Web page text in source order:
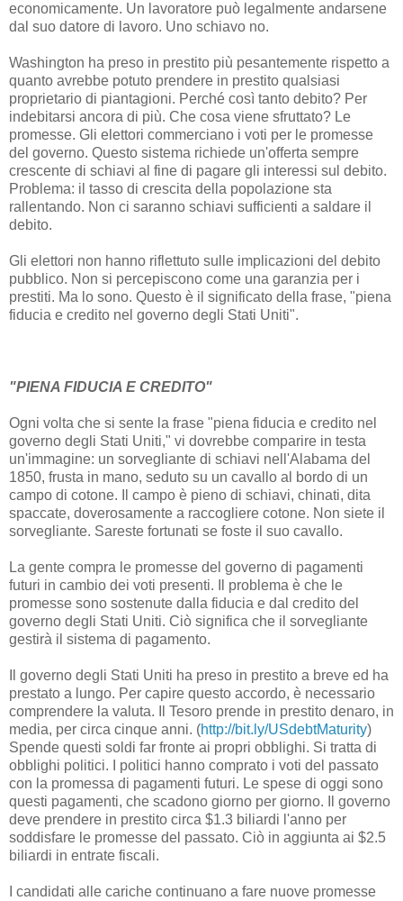
economicamente. Un lavoratore può legalmente andarsene
dal suo datore di lavoro. Uno schiavo no.
Washington ha preso in prestito più pesantemente rispetto a
quanto avrebbe potuto prendere in prestito qualsiasi
proprietario di piantagioni. Perché così tanto debito? Per
indebitarsi ancora di più. Che cosa viene sfruttato? Le
promesse. Gli elettori commerciano i voti per le promesse
del governo. Questo sistema richiede un'offerta sempre
crescente di schiavi al fine di pagare gli interessi sul debito.
Problema: il tasso di crescita della popolazione sta
rallentando. Non ci saranno schiavi sufficienti a saldare il
debito.
Gli elettori non hanno riflettuto sulle implicazioni del debito
pubblico. Non si percepiscono come una garanzia per i
prestiti. Ma lo sono. Questo è il significato della frase, "piena
fiducia e credito nel governo degli Stati Uniti".
"PIENA FIDUCIA E CREDITO"
Ogni volta che si sente la frase "piena fiducia e credito nel
governo degli Stati Uniti," vi dovrebbe comparire in testa
un'immagine: un sorvegliante di schiavi nell'Alabama del
1850, frusta in mano, seduto su un cavallo al bordo di un
campo di cotone. Il campo è pieno di schiavi, chinati, dita
spaccate, doverosamente a raccogliere cotone. Non siete il
sorvegliante. Sareste fortunati se foste il suo cavallo.
La gente compra le promesse del governo di pagamenti
futuri in cambio dei voti presenti. Il problema è che le
promesse sono sostenute dalla fiducia e dal credito del
governo degli Stati Uniti. Ciò significa che il sorvegliante
gestirà il sistema di pagamento.
Il governo degli Stati Uniti ha preso in prestito a breve ed ha
prestato a lungo. Per capire questo accordo, è necessario
comprendere la valuta. Il Tesoro prende in prestito denaro, in
media, per circa cinque anni. (http://bit.ly/USdebtMaturity)
Spende questi soldi far fronte ai propri obblighi. Si tratta di
obblighi politici. I politici hanno comprato i voti del passato
con la promessa di pagamenti futuri. Le spese di oggi sono
questi pagamenti, che scadono giorno per giorno. Il governo
deve prendere in prestito circa $1.3 biliardi l'anno per
soddisfare le promesse del passato. Ciò in aggiunta ai $2.5
biliardi in entrate fiscali.
I candidati alle cariche continuano a fare nuove promesse